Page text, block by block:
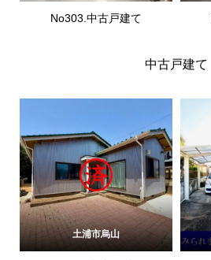
No303.中古戸建て
中古戸建て
土浦市烏山